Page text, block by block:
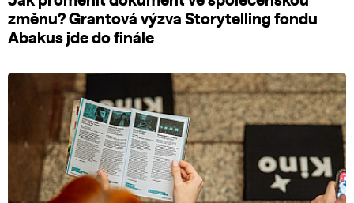
změnu? Grantová výzva Storytelling fondu
Abakus jde do finále